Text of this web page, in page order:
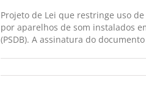
Projeto de Lei que restringe uso
por aparelhos de som instalados
(PSDB). A assinatura do